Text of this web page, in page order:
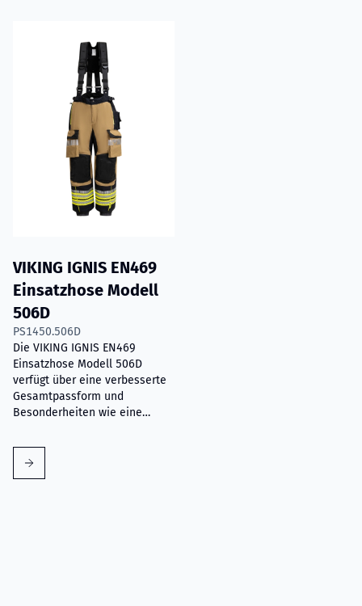
VIKING IGNIS EN469
Einsatzhose Modell
506D
PS1450.506D
Die VIKING IGNIS EN469
Einsatzhose Modell 506D
verfügt über eine verbesserte
Gesamtpassform und
Besonderheiten wie eine
verbesserte Anfasslaschen an
den Taschen und ergonomisch
geformte Knie.